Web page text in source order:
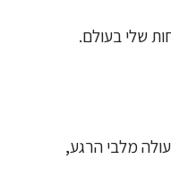
שלי בעולם.
מלבי הרגע,